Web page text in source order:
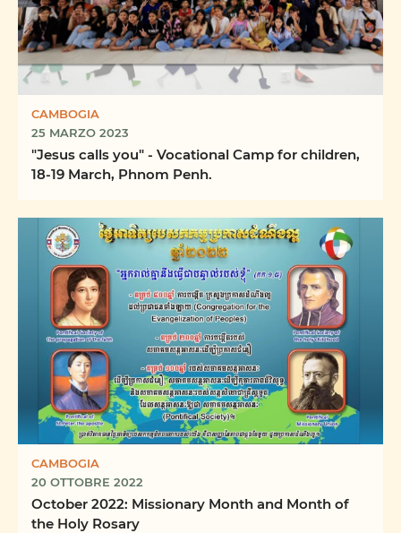
CAMBOGIA
25 MARZO 2023
"Jesus calls you" - Vocational Camp for children,
18-19 March, Phnom Penh.
CAMBOGIA
20 OTTOBRE 2022
October 2022: Missionary Month and Month of
the Holy Rosary